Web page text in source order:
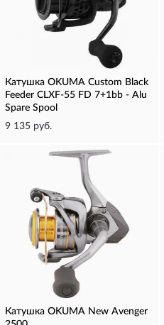
Катушка OKUMA Custom Black
Feeder CLXF-55 FD 7+1bb - Alu
Spare Spool
9 135 руб.
Катушка OKUMA New Avenger